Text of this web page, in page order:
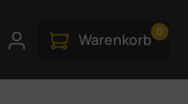
hast 0 Produkte auf dem
Warenkorb 0